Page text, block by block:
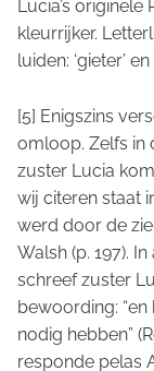
Lucia’s
kleurrijker.
luiden: ‘gieter’
[5] Enigszins
omloop. Zelfs in
zuster Lucia
wij citeren staat
werd door de
Walsh (p. 197).
schreef zuster
bewoording:
nodig hebben”
responde pelas